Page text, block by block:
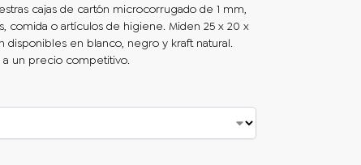
cajas de cartón microcorrugado de 1 mm,
comida o artículos de higiene. Miden 25 x 20 x
disponibles en blanco, negro y kraft natural.
un precio competitivo.